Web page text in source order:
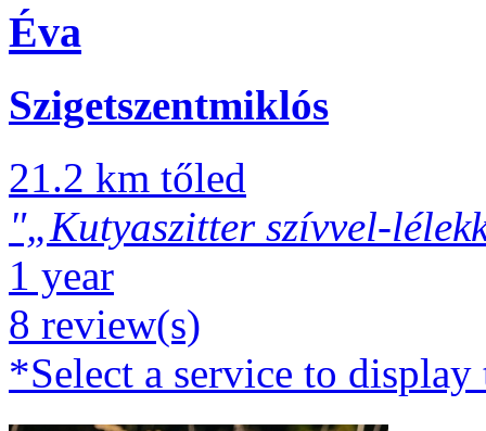
Éva
Szigetszentmiklós
21.2 km tőled
"„Kutyaszitter szívvel-
1 year
8 review(s)
*Select a service to